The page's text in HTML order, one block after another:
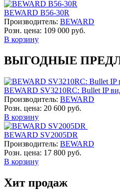
BEWARD B56-30R
Производитель: BEWARD
Розн. цена: 109 000 руб.
В корзину
ВЫГОДНЫЕ
BEWARD SV3210RC: Bullet IP
Производитель: BEWARD
Розн. цена: 20 600 руб.
В корзину
BEWARD SV2005DR
Производитель: BEWARD
Розн. цена: 17 800 руб.
В корзину
Хит продаж